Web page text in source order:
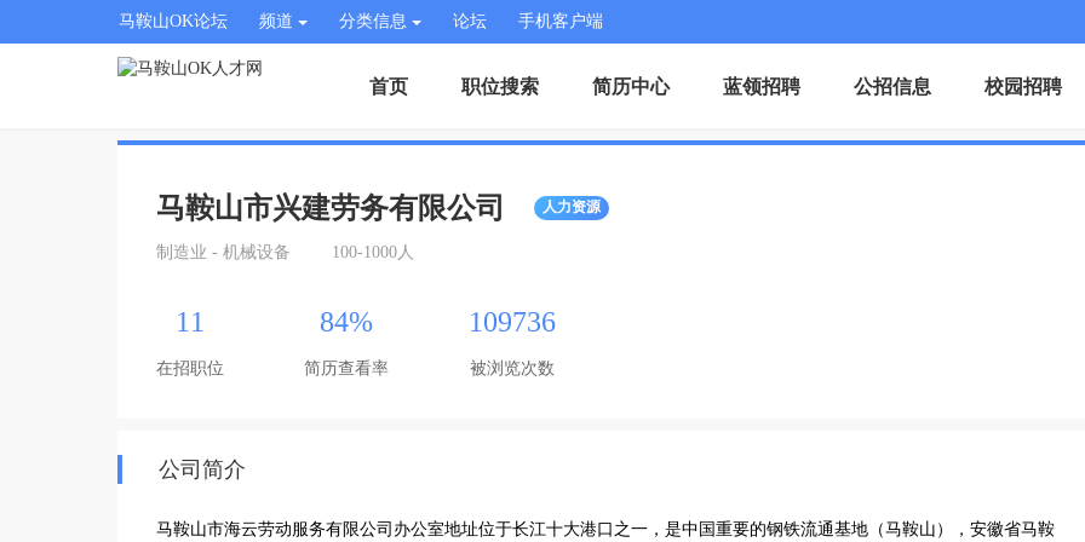
马鞍山OK论坛 频道 分类信息 论坛 手机客户端
首页 职位搜索 简历中心 蓝领招聘 公招信息 校园招聘
马鞍山市兴建劳务有限公司 人力资源
制造业 - 机械设备 100-1000人
11
在招职位
84%
简历查看率
109736
被浏览次数
公司简介
马鞍山市海云劳动服务有限公司办公室地址位于长江十大港口之一，是中国重要的钢铁流通基地（马鞍山），安徽省马鞍